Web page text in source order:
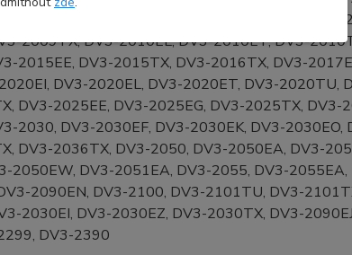
DV3-2006TU, DV3-2006TX, DV3-2007EE,
2009TX, DV3-2010EL, DV3-2010ET, DV3-
2015EE, DV3-2015TX, DV3-2016TX, DV3-
DV3-2020EL, DV3-2020ET, DV3-2020TU,
DV3-2025EE, DV3-2025EG, DV3-2025TX, DV3-
2030, DV3-2030EF, DV3-2030EK, DV3-2030EO,
DV3-2036TX, DV3-2050, DV3-2050EA, DV3-
2050EW, DV3-2051EA, DV3-2055, DV3-
2090EN, DV3-2100, DV3-2101TU, DV3-
2030EI, DV3-2030EZ, DV3-2030TX, DV3-
DV3-2390